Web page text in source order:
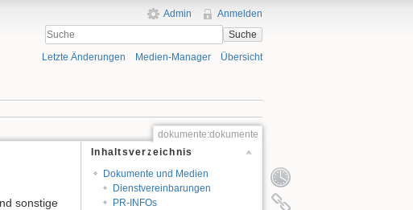
Admin
Anmelden
Suche
Letzte Änderungen Medien-Manager Übersicht
dokumente:dokumente
Inhaltsverzeichnis
Dokumente und Medien
Dienstvereinbarungen
PR-INFOs
sonstige